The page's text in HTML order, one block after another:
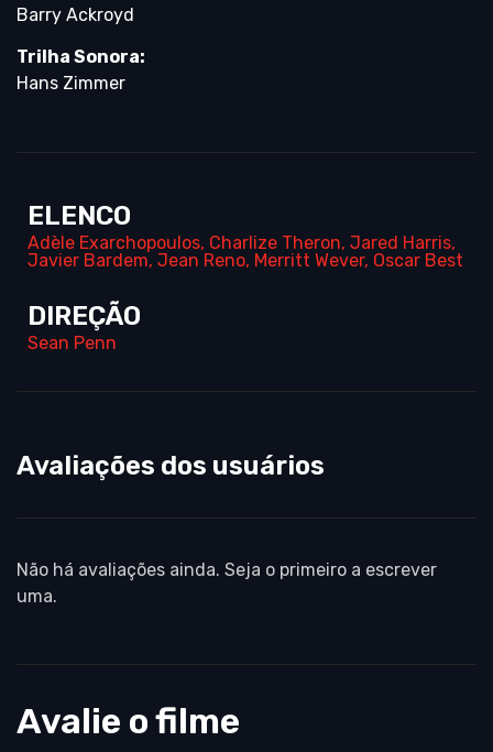
Barry Ackroyd
Trilha Sonora:
Hans Zimmer
ELENCO
Adèle Exarchopoulos, Charlize Theron, Jared Harris,
Javier Bardem, Jean Reno, Merritt Wever, Oscar Best
DIREÇÃO
Sean Penn
Avaliações dos usuários
Não há avaliações ainda. Seja o primeiro a escrever
uma.
Avalie o filme